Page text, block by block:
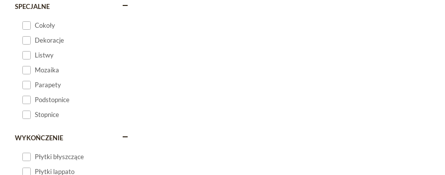
SPECJALNE
Cokoły
Dekoracje
Listwy
Mozaika
Parapety
Podstopnice
Stopnice
WYKOŃCZENIE
Płytki błyszczące
Płytki lappato